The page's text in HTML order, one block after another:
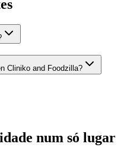
Cliniko and Foodzilla?
num só lugar